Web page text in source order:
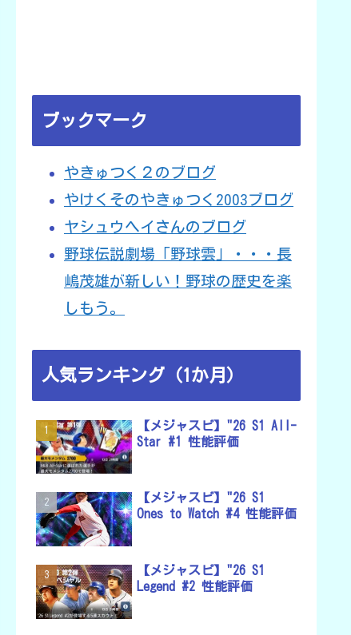
ブックマーク
やきゅつく２のブログ
やけくそのやきゅつく2003ブログ
ヤシュウヘイさんのブログ
野球伝説劇場「野球雲」・・・長
嶋茂雄が新しい！野球の歴史を楽
しもう。
人気ランキング（1か月）
【メジャスピ】"26 S1 All-
Star #1 性能評価
【メジャスピ】"26 S1
Ones to Watch #4 性能評価
【メジャスピ】"26 S1
Legend #2 性能評価